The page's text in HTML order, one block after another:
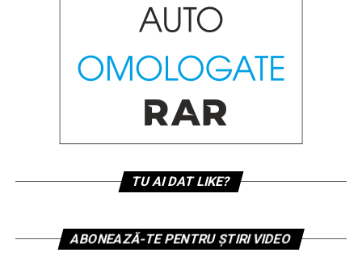
TU AI DAT LIKE?
ABONEAZĂ-TE PENTRU ȘTIRI VIDEO